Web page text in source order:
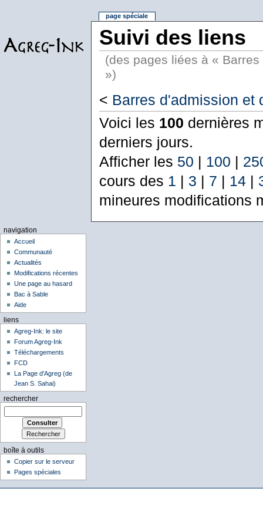
Suivi des liens
(des pages liées à «
»)
< Barres d'admission et
Voici les 100 dernières
derniers jours.
Afficher les 50 | 100 |
cours des 1 | 3 | 7 | 14|
mineures modifications
page spéciale
navigation
Accueil
Communauté
Actualités
Modifications récentes
Une page au hasard
Bac à Sable
Aide
liens
Agreg-Ink: le site
Forum Agreg-Ink
Téléchargements
FCD
La Page d'Agreg (de
Jean S. Sahai)
rechercher
boîte à outils
Copier sur le serveur
Pages spéciales